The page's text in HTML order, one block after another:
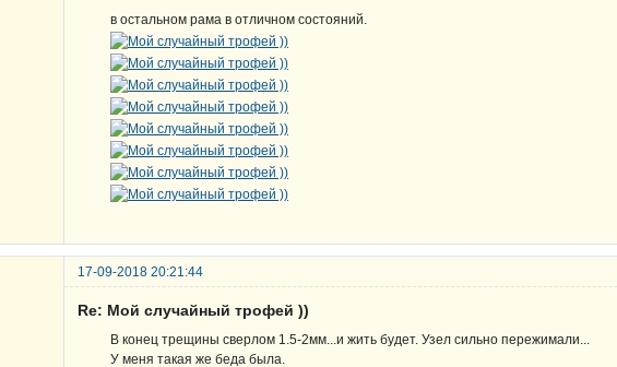
в остальном рама в отличном состояний.
17-09-2018 20:21:44
Re: Мой случайный трофей ))
В конец трещины сверлом 1.5-2мм...и жить будет. Узел сильно пережимали...
У меня такая же беда была.